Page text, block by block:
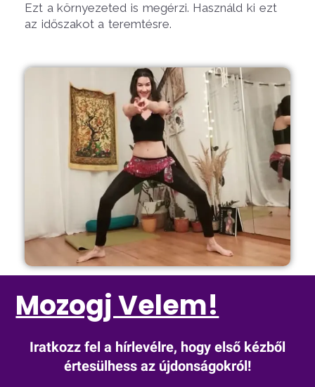
Ezt a környezeted is megérzi. Használd ki ezt
az időszakot a teremtésre.
Mozogj Velem!
Iratkozz fel a hírlevélre, hogy első kézből
értesülhess az újdonságokról!